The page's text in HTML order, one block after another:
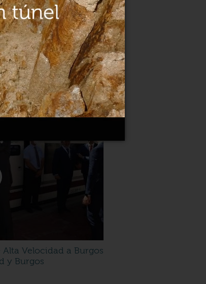
el
Velocidad a Burgos
y Burgos